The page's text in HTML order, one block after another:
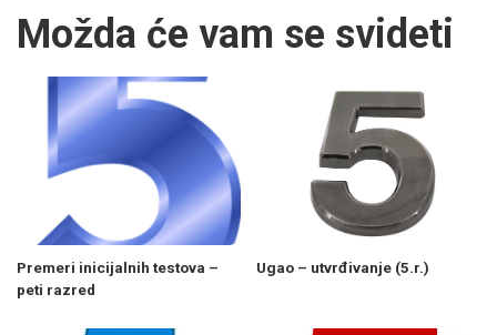
Možda će vam se svideti
Premeri inicijalnih testova –
peti razred
Ugao – utvrđivanje (5.r.)